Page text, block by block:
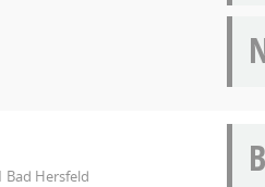
Bad Hersfeld